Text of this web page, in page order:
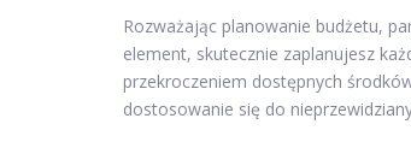
Rozważając planowanie budżetu,
element, skutecznie zaplanujesz
przekroczeniem dostępnych
dostosowanie się do